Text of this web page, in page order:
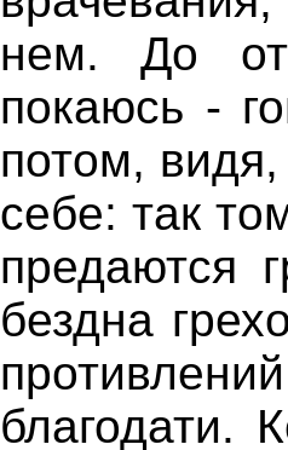
нем. До
покаюсь -
потом, видя,
себе: так
предаются
бездна
благодати.